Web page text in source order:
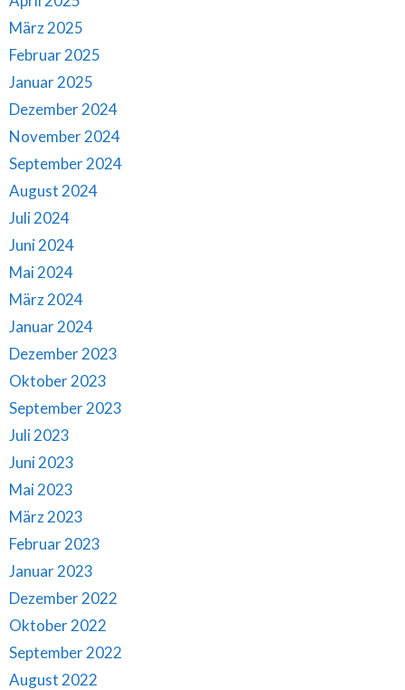
März 2025
Februar 2025
Januar 2025
Dezember 2024
November 2024
September 2024
August 2024
Juli 2024
Juni 2024
Mai 2024
März 2024
Januar 2024
Dezember 2023
Oktober 2023
September 2023
Juli 2023
Juni 2023
Mai 2023
März 2023
Februar 2023
Januar 2023
Dezember 2022
Oktober 2022
September 2022
August 2022